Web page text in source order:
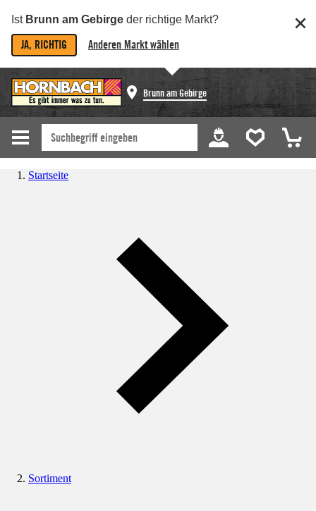
Ist Brunn am Gebirge der richtige Markt?
JA, RICHTIG Anderen Markt wählen
Brunn am Gebirge
Startseite
Sortiment